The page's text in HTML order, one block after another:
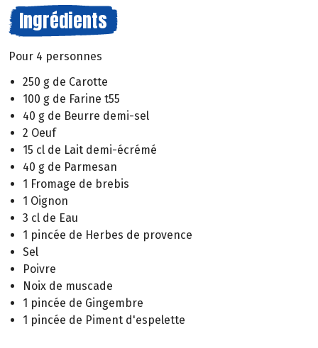
Ingrédients
Pour 4 personnes
250 g de Carotte
100 g de Farine t55
40 g de Beurre demi-sel
2 Oeuf
15 cl de Lait demi-écrémé
40 g de Parmesan
1 Fromage de brebis
1 Oignon
3 cl de Eau
1 pincée de Herbes de provence
Sel
Poivre
Noix de muscade
1 pincée de Gingembre
1 pincée de Piment d'espelette